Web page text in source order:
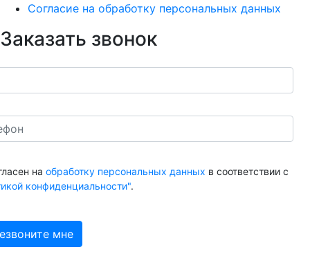
Согласие на обработку персональных данных
Заказать звонок
на обработку персональных данных в соответствии с
конфиденциальности".